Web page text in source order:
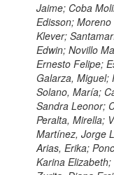
Jaime; Coba
Edisson; Moreno
Klever;
Edwin; Novillo
Ernesto Felipe;
Galarza, Miguel;
Solano, María;
Sandra Leonor;
Peralta, Mirella;
Martínez, Jorge
Arias, Erika;
Karina